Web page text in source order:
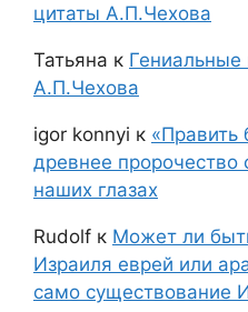
цитаты А.П.Чехова
Татьяна к Гениальные
А.П.Чехова
igor konnyi к «Править
древнее пророчество
наших глазах
Rudolf к Может ли
Израиля еврей или
само существование